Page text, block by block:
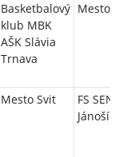
Basketbalový
klub MBK
AŠK Slávia
Trnava
Mesto
Mesto Svit
FS
Jánošík